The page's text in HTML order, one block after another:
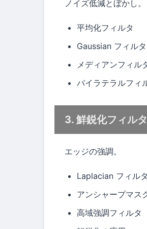
ノイズ低減とぼかし。
平均化フィルタ
Gaussian フィルタ
メディアンフィル
バイラテラルフィ
3. 鮮鋭化フィルタ
エッジの強調。
Laplacian フィルタ
アンシャープマス
高域強調フィルタ